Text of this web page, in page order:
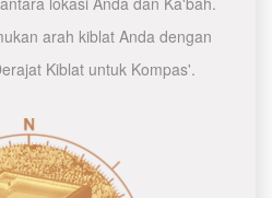
arah kiblat Anda dengan
Kiblat untuk Kompas'.